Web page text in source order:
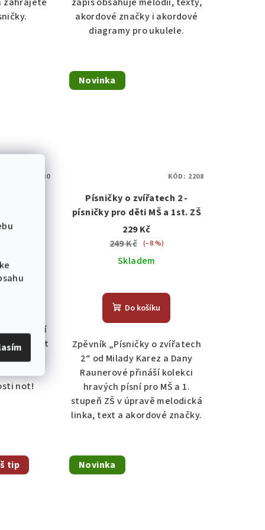
akordové značky i akordové
diagramy pro ukulele.
akordy
naučí
zahrát
to i bez
not!
730
Novinka
Písničky o zvířatech 2 -
písničky pro děti MŠ a 1st. ZŠ
229 Kč
249 Kč (–8 %)
Skladem
Do košíku
Zpěvník „Písničky o zvířatech
2“ od Milady Karez a Dany
Raunerové přináší kolekci
hravých písní pro MŠ a 1.
stupeň ZŠ v úpravě melodická
linka, text a akordové značky.
KÓD: 2208
tip Novinka